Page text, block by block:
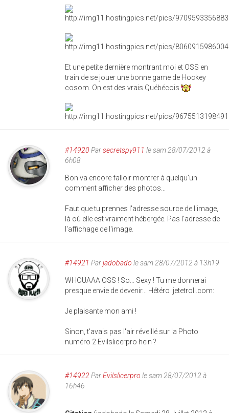
Et une petite dernière montrant moi et OSS en
train de se jouer une bonne game de Hockey
cosom. On est des vrais Québécois
#14920 Parsecretspy911 le sam 28/07/2012 à
6h08
Bon va encore falloir montrer à quelqu'un
comment afficher des photos...
Faut que tu prennes l'adresse source de l'image,
là où elle est vraiment hébergée. Pas l'adresse de
l'affichage de l'image.
#14921 Parjadobado le sam 28/07/2012 à 13h19
WHOUAAA OSS ! So... Sexy ! Tu me donnerai
presque envie de devenir... Hétéro :jetetroll.com:
Je plaisante mon ami !
Sinon, t'avais pas l'air réveillé sur la Photo
numéro 2 Evilslicerpro hein ?
#14922 ParEvilslicerpro le sam 28/07/2012 à
16h46